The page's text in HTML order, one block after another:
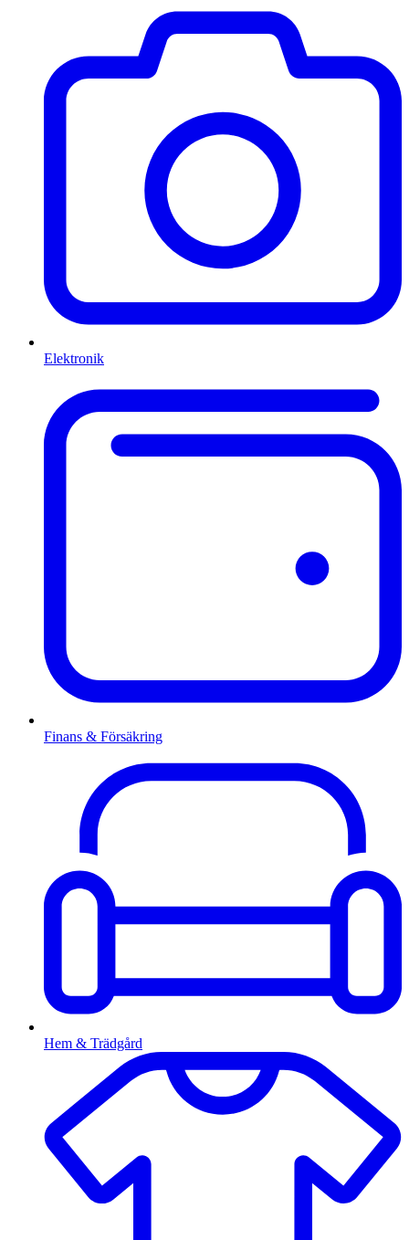
Elektronik
Finans & Försäkring
Hem & Trädgård